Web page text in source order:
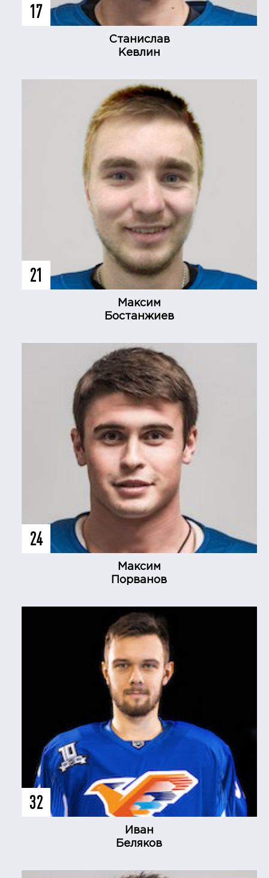
17
Станислав
Кевлин
21
Максим
Бостанжиев
24
Максим
Порванов
32
Иван
Беляков